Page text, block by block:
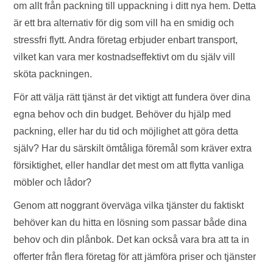
om allt från packning till uppackning i ditt nya hem. Detta
är ett bra alternativ för dig som vill ha en smidig och
stressfri flytt. Andra företag erbjuder enbart transport,
vilket kan vara mer kostnadseffektivt om du själv vill
sköta packningen.
För att välja rätt tjänst är det viktigt att fundera över dina
egna behov och din budget. Behöver du hjälp med
packning, eller har du tid och möjlighet att göra detta
själv? Har du särskilt ömtåliga föremål som kräver extra
försiktighet, eller handlar det mest om att flytta vanliga
möbler och lådor?
Genom att noggrant överväga vilka tjänster du faktiskt
behöver kan du hitta en lösning som passar både dina
behov och din plånbok. Det kan också vara bra att ta in
offerter från flera företag för att jämföra priser och tjänster